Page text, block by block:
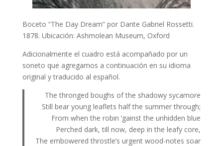
Boceto “The Day Dream” por Dante Gabriel Rossetti.
1878. Ubicación: Ashmolean Museum, Oxford
Adicionalmente el cuadro está acompañado por un
soneto que agregamos a continuación en su idioma
original y traducido al español.
The thronged boughs of the shadowy sycamore
Still bear young leaflets half the summer through;
From when the robin ‘gainst the unhidden blue
Perched dark, till now, deep in the leafy core,
The embowered throstle’s urgent wood-notes soar